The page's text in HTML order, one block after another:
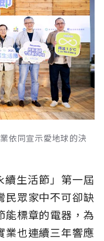
依同宣示愛地球的決
生活節」第一屆
民眾家中不可卻缺
能標章的電器，為
業也連續三年響應